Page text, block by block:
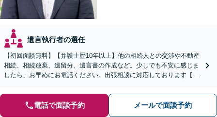
遺言執行者の選任
【初回面談無料】【弁護士歴10年以上】他の相続人との交渉や不動産
相続、相続放棄、遺留分、遺言書の作成など。少しでも不安に感じま
したら、お早めにお電話ください。出張相談に対応しております【休
電話で面談予約 メールで面談予約